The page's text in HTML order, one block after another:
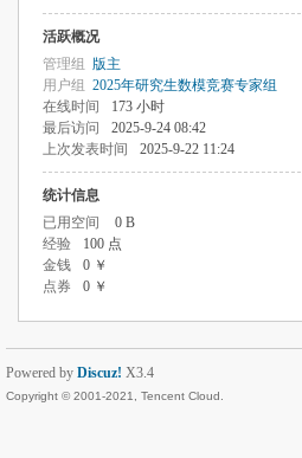
活跃概况
管理组 版主
用户组 2025年研究生数模竞赛专家组
在线时间
173 小时
最后访问
2025-9-24 08:42
上次发表时间
2025-9-22 11:24
统计信息
已用空间
0 B
经验
100 点
金钱
0 ￥
点券
0 ￥
Powered by Discuz! X3.4
Copyright © 2001-2021, Tencent Cloud.